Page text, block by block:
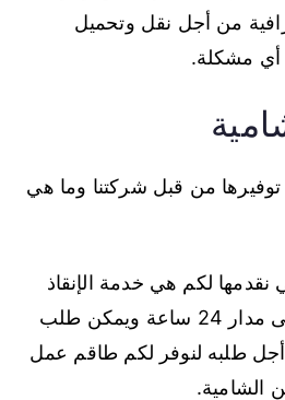
من أجل نقل وتحميل
أي مشكلة.
من قبل شركتنا وما هي
لكم هي خدمة الإنقاذ
السريع بحيث نوفره على مدار 24 ساعة ويمكن طلب
طلبه لنوفر لكم طاقم عمل
الشامية.